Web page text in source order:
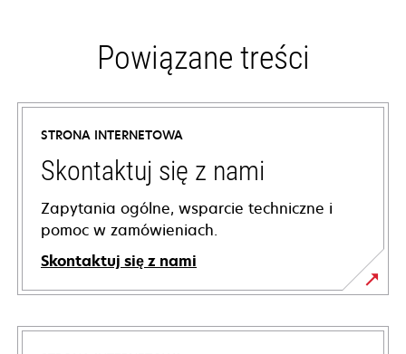
Powiązane treści
STRONA INTERNETOWA
Skontaktuj się z nami
Zapytania ogólne, wsparcie techniczne i
pomoc w zamówieniach.
Skontaktuj się z nami